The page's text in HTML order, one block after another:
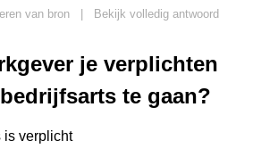
van bron
Bekijk volledig antwoord
je verplichten
te gaan?
is verplicht